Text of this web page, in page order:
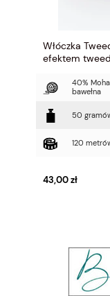
Włóczka
efektem tweed
40%
bawełna
50
120
43,00 zł